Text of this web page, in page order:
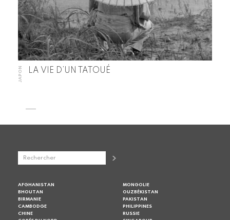
JAPON LA VIE D’UN TATOUÉ
AFGHANISTAN
BHOUTAN
BIRMANIE
CAMBODGE
CHINE
MONGOLIE
OUZBÉKISTAN
PAKISTAN
PHILIPPINES
RUSSIE